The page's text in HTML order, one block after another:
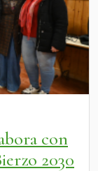
con
2030